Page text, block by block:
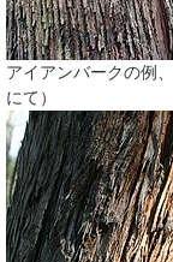
アイアンバークの例、
にて）